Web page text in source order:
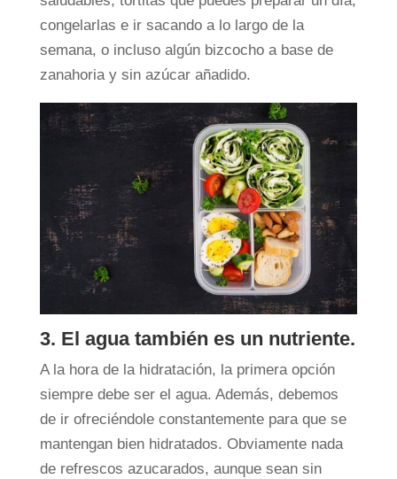
congelarlas e ir sacando a lo largo de la
semana, o incluso algún bizcocho a base de
zanahoria y sin azúcar añadido.
3. El agua también es un nutriente.
A la hora de la hidratación, la primera opción
siempre debe ser el agua. Además, debemos
de ir ofreciéndole constantemente para que se
mantengan bien hidratados. Obviamente nada
de refrescos azucarados, aunque sean sin